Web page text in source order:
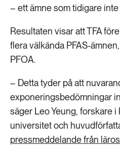
– ett ämne som tidigare
Resultaten visar att TFA
flera välkända PFAS-
PFOA.
– Detta tyder på att
exponeringsbedömningar
säger Leo Yeung, forskare
universitet och
pressmeddelande från